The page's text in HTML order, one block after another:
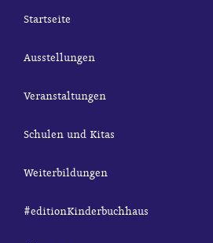
Startseite
Ausstellungen
Veranstaltungen
Schulen und Kitas
Weiterbildungen
#editionKinderbuchhaus